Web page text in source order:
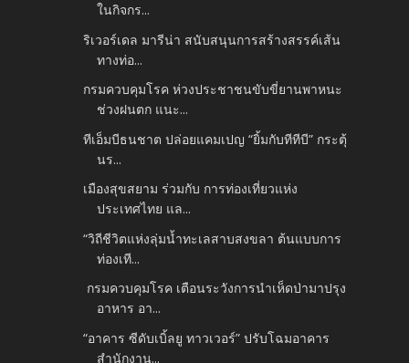
ในกิจกร...
ริเวอร์เดล มารีน่า สนับสนุนการสร้างสรรค์เส้น
ทางท่อ...
กรมควบคุมโรค ห่วงประชาชนขับขี่ยานพาหนะ
ช่วงฝนตก แนะ...
ทีเอ็มบีธนชาต ปล่อยแคมเปญ “ยิ้มกับทีทีบี” กระตุ้
นร...
เมืองสุขสยาม ร่วมกับ การท่องเที่ยวแห่ง
ประเทศไทย แล...
“วิถีชีวิตแห่งลุ่มน้ำทะเลสาบสงขลา ต้นแบบการ
ท่องเที...
กรมควบคุมโรค เตือนระวังการนำเห็ดป่ามาปรุง
อาหาร อา...
“อาคาร ซีดับเบิ้ลยู ทาวเวอร์” ปรับโฉมอาคาร
สำนักงาน...